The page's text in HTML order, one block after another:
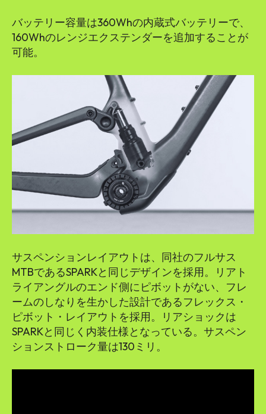
バッテリー容量は360Whの内蔵式バッテリーで、
160Whのレンジエクステンダーを追加することが
可能。
サスペンションレイアウトは、同社のフルサス
MTBであるSPARKと同じデザインを採用。リアト
ライアングルのエンド側にピボットがない、フレ
ームのしなりを生かした設計であるフレックス・
ピボット・レイアウトを採用。リアショックは
SPARKと同じく内装仕様となっている。サスペン
ションストローク量は130ミリ。